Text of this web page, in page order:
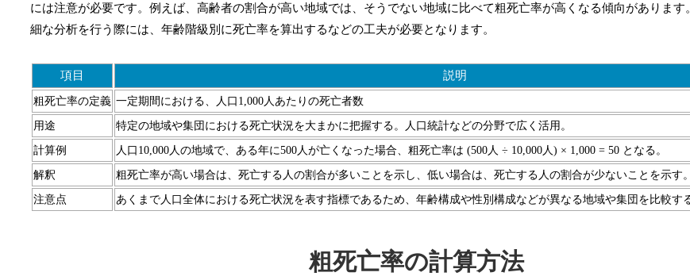
には注意が必要です。例えば、高齢者の割合が高い地域では、そうでない地域に比べて粗死亡率が高くなる傾向があります
細な分析を行う際には、年齢階級別に死亡率を算出するなどの工夫が必要となります。
項目 説明
粗死亡率の定義 一定期間における、人口1,000人あたりの死亡者数
用途 特定の地域や集団における死亡状況を大まかに把握する。人口統計などの分野で広く活用。
計算例 人口10,000人の地域で、ある年に500人が亡くなった場合、粗死亡率は (500人 ÷ 10,000人) × 1,000 = 50 となる。
解釈 粗死亡率が高い場合は、死亡する人の割合が多いことを示し、低い場合は、死亡する人の割合が少ないことを示す。
注意点 あくまで人口全体における死亡状況を表す指標であるため、年齢構成や性別構成などが異なる地域や集団を比較す
粗死亡率の計算方法